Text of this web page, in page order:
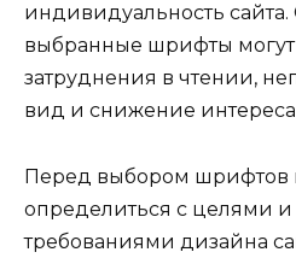
индивидуальность
выбранные шрифты могут
затруднения в чтении,
вид и снижение интереса
Перед выбором шрифтов
определиться с целями
требованиями дизайна